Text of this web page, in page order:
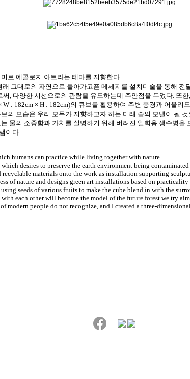
로 에콜로지 아트라는 테마를 지향한다.
래 그대로의 자연으로 돌아가고픈 메세지를 설치미술을 통해 전
써, 다양한 시선으로의 관람을 유도하는데 주안점을 두었다. 또한,
W : 182cm × H : 182cm)의 큐브를 활용하여 주변 풍경과 어울리
의 모습은 우리 모두가 지향하고자 하는 미래 숲의 모델이 될
물의 소중함과 가치를 설명하기 위해 버려진 일회용 생수병을
이다..
humans can practice while living together with nature.
desires to preserve the earth environment being
materials onto the work as installation supporting
of nature and designs green art installations based on
seeds of various fruits to make the cube blend in with the
each other will become the model of the future forest we try
modern people do not recognize, and I created a three-